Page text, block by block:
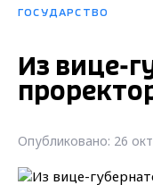
ГОСУДАРСТВО
Из вице-
Опубликовано: 26